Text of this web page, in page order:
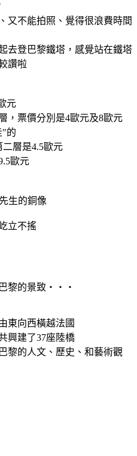
又不能拍照、覺得很浪費時間
去登巴黎鐵塔，感覺站在鐵塔
讚啦
元
，票價分別是4歐元及8歐元
"的
層是4.5歐元
歐元
生的銅像
立不搖
巴黎的景致‧‧‧
東向西橫越法國
興建了37座陸橋
黎的人文、歷史、和藝術觀